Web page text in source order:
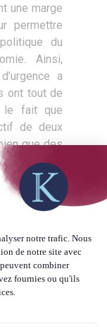
une marge
permettre
du
Ainsi,
a
ont tout de
le fait que
de deux
que des
entre
la sphère
un rôle
soit via les
des